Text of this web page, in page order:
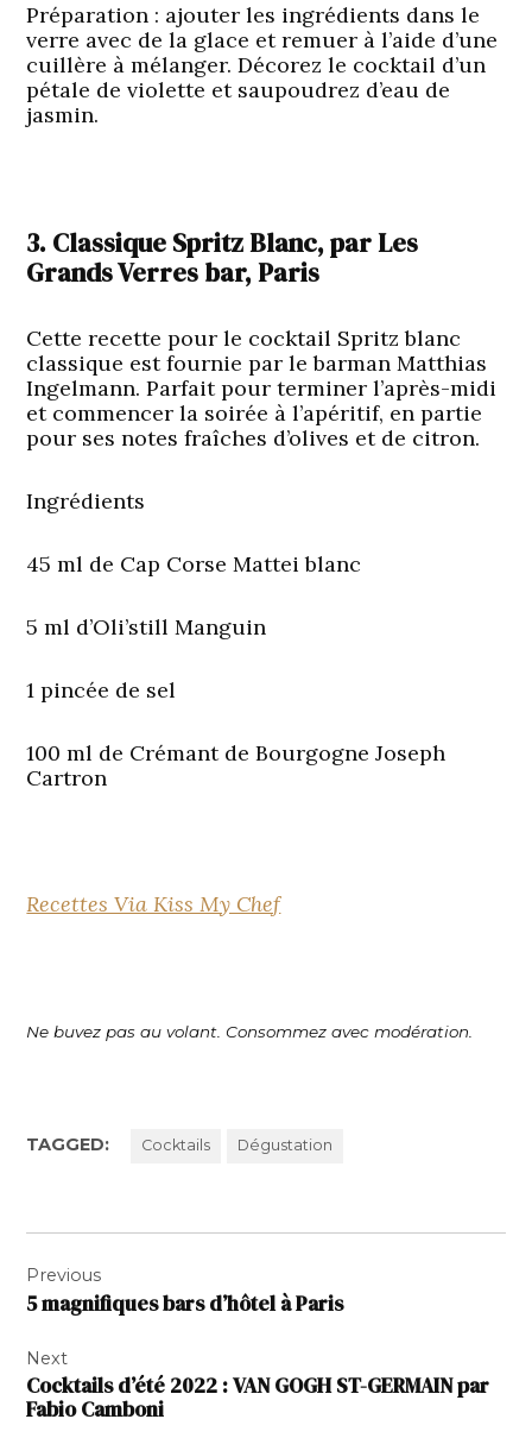
Préparation : ajouter les ingrédients dans le
verre avec de la glace et remuer à l’aide d’une
cuillère à mélanger. Décorez le cocktail d’un
pétale de violette et saupoudrez d’eau de
jasmin.
3. Classique Spritz Blanc, par Les
Grands Verres bar, Paris
Cette recette pour le cocktail Spritz blanc
classique est fournie par le barman Matthias
Ingelmann. Parfait pour terminer l’après-midi
et commencer la soirée à l’apéritif, en partie
pour ses notes fraîches d’olives et de citron.
Ingrédients
45 ml de Cap Corse Mattei blanc
5 ml d’Oli’still Manguin
1 pincée de sel
100 ml de Crémant de Bourgogne Joseph
Cartron
Recettes Via Kiss My Chef
Ne buvez pas au volant. Consommez avec modération.
TAGGED: Cocktails Dégustation
de
l’article
Previous
5 magnifiques bars d’hôtel à Paris
Next
Cocktails d’été 2022 : VAN GOGH ST-GERMAIN par
Fabio Camboni